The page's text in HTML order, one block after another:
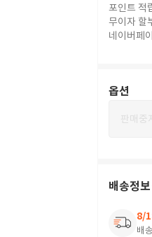
포인트 적
무이자 할
네이버페이
옵션
판매중
배송정보
8/
배